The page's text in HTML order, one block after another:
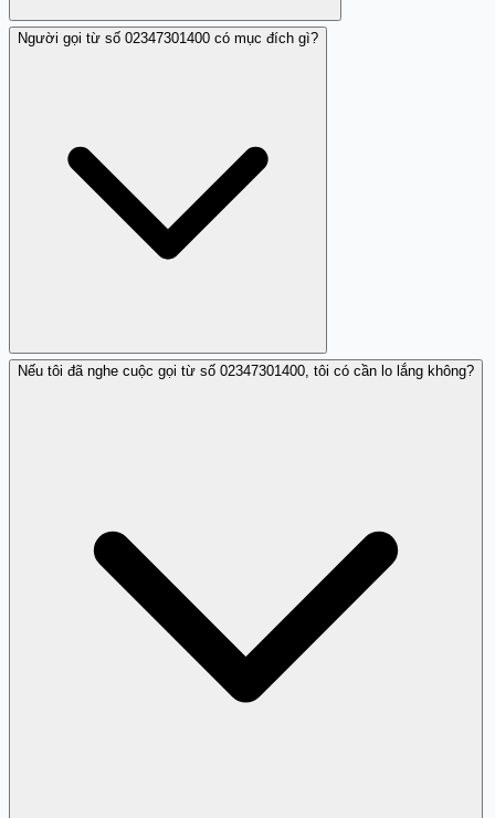
Số 02347301400 không có dấu hiệu là số nguy hiểm,
Người gọi từ số 02347301400 có mục đích gì?
Hầu hết các cuộc gọi từ số này không có mục đích rõ
Nếu tôi đã nghe cuộc gọi từ số 02347301400, tôi có cần lo lắng không?